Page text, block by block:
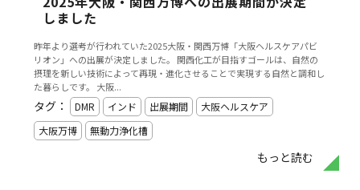
しました
昨年より選考が行われていた2025大阪・関西万博「大阪ヘルスケアパビ
リオン」への出展が決定しました。 関西化工が目指すゴールは、自然の
摂理を新しい技術によって再現・進化させることで実現する自然と調和し
た暮らしです。 大阪...
もっと読む
タグ： DMR インド 出展期間
大阪ヘルスケア
大阪万博
無動力浄化槽